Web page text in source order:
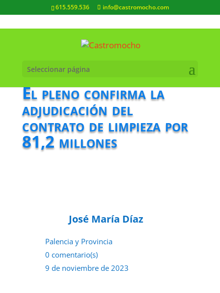
615.559.536 info@castromocho.com
Seleccionar página
El pleno confirma la
adjudicación del
contrato de limpieza por
81,2 millones
José María Díaz
Palencia y Provincia
0 comentario(s)
9 de noviembre de 2023